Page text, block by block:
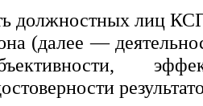
должностных лиц
(далее —